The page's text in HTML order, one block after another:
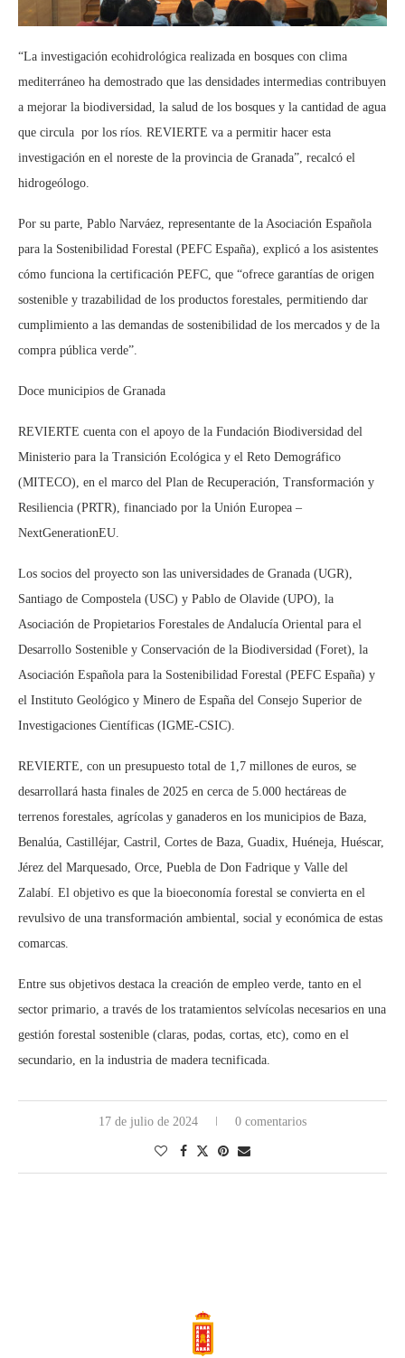
“La investigación ecohidrológica realizada en bosques con clima
mediterráneo ha demostrado que las densidades intermedias contribuyen
a mejorar la biodiversidad, la salud de los bosques y la cantidad de agua
que circula por los ríos. REVIERTE va a permitir hacer esta
investigación en el noreste de la provincia de Granada”, recalcó el
hidrogeólogo.
Por su parte, Pablo Narváez, representante de la Asociación Española
para la Sostenibilidad Forestal (PEFC España), explicó a los asistentes
cómo funciona la certificación PEFC, que “ofrece garantías de origen
sostenible y trazabilidad de los productos forestales, permitiendo dar
cumplimiento a las demandas de sostenibilidad de los mercados y de la
compra pública verde”.
Doce municipios de Granada
REVIERTE cuenta con el apoyo de la Fundación Biodiversidad del
Ministerio para la Transición Ecológica y el Reto Demográfico
(MITECO), en el marco del Plan de Recuperación, Transformación y
Resiliencia (PRTR), financiado por la Unión Europea –
NextGenerationEU.
Los socios del proyecto son las universidades de Granada (UGR),
Santiago de Compostela (USC) y Pablo de Olavide (UPO), la
Asociación de Propietarios Forestales de Andalucía Oriental para el
Desarrollo Sostenible y Conservación de la Biodiversidad (Foret), la
Asociación Española para la Sostenibilidad Forestal (PEFC España) y
el Instituto Geológico y Minero de España del Consejo Superior de
Investigaciones Científicas (IGME-CSIC).
REVIERTE, con un presupuesto total de 1,7 millones de euros, se
desarrollará hasta finales de 2025 en cerca de 5.000 hectáreas de
terrenos forestales, agrícolas y ganaderos en los municipios de Baza,
Benalúa, Castilléjar, Castril, Cortes de Baza, Guadix, Huéneja, Huéscar,
Jérez del Marquesado, Orce, Puebla de Don Fadrique y Valle del
Zalabí. El objetivo es que la bioeconomía forestal se convierta en el
revulsivo de una transformación ambiental, social y económica de estas
comarcas.
Entre sus objetivos destaca la creación de empleo verde, tanto en el
sector primario, a través de los tratamientos selvícolas necesarios en una
gestión forestal sostenible (claras, podas, cortas, etc), como en el
secundario, en la industria de madera tecnificada.
17 de julio de 2024 0 comentarios